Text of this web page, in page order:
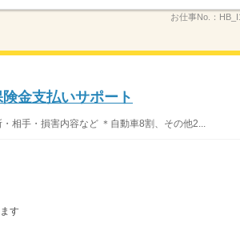
お仕事No.：
金支払いサポート
相手・損害内容など ＊自動車8割、その他2...
す